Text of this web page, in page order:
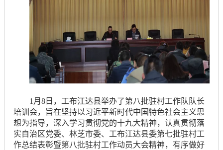
1月8日，工布江达县举办了第八批驻村工作队队长
培训会，旨在坚持以习近平新时代中国特色社会主义思
想为指导，深入学习贯彻党的十九大精神，认真贯彻落
实自治区党委、林芝市委、工布江达县委第七批驻村工
作总结表彰暨第八批驻村工作动员大会精神，有序做好